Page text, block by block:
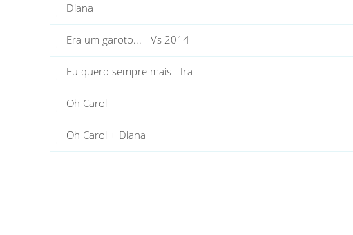
Diana
Era um garoto... - Vs 2014
Eu quero sempre mais - Ira
Oh Carol
Oh Carol + Diana